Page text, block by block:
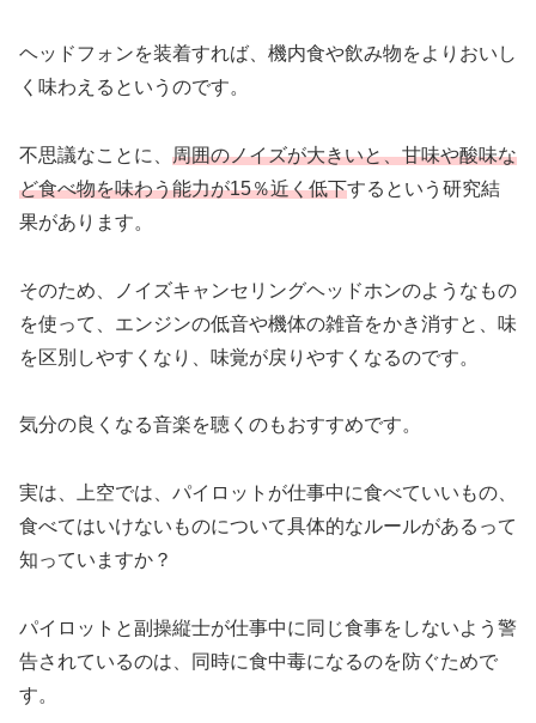
ヘッドフォンを装着すれば、機内食や飲み物をよりおいし
く味わえるというのです。
不思議なことに、 周囲のノイズが大きいと、甘味や酸味な
ど食べ物を味わう能力が15％近く低下するという研究結
果があります。
そのため、ノイズキャンセリングヘッドホンのようなもの
を使って、エンジンの低音や機体の雑音をかき消すと、味
を区別しやすくなり、味覚が戻りやすくなるのです。
気分の良くなる音楽を聴くのもおすすめです。
実は、上空では、パイロットが仕事中に食べていいもの、
食べてはいけないものについて具体的なルールがあるって
知っていますか？
パイロットと副操縦士が仕事中に同じ食事をしないよう警
告されているのは、同時に食中毒になるのを防ぐためで
す。